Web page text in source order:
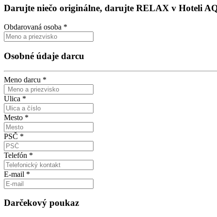
Darujte niečo originálne, darujte RELAX v Hoteli
Obdarovaná osoba *
Osobné údaje darcu
Meno darcu *
Ulica *
Mesto *
PSČ *
Telefón *
E-mail *
Darčekový poukaz